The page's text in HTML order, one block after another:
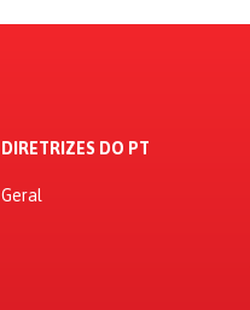
DIRETRIZES DO PT
Geral